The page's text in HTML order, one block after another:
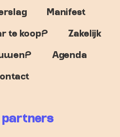
Manifest
te koop? Zakelijk
Agenda
partners